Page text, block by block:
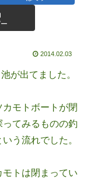
2014.02.03
が出てました。
カモトボートが閉
てみるものの釣
う流れでした。
トは閉まってい